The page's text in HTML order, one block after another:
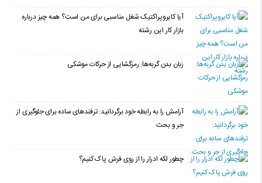
آیا کایروپراکتیک شغل مناسبی برای من است؟ همه چیز درباره
بازار کار این رشته
زبان بدن گربه‌ها: رمزگشایی از حرکات موشکی
آرامش را به رابطه خود برگردانید: ترفندهای ساده برای جلوگیری از
جر و بحث
چطور لکه ادرار را از روی فرش پاک کنیم؟